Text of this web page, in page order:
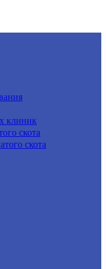
клиник
скота
скота